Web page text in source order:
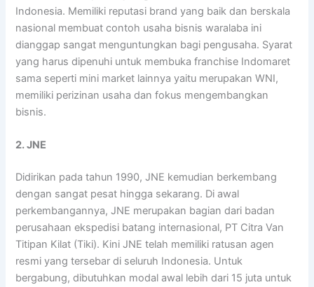
Indonesia. Memiliki reputasi brand yang baik dan berskala
nasional membuat contoh usaha bisnis waralaba ini
dianggap sangat menguntungkan bagi pengusaha. Syarat
yang harus dipenuhi untuk membuka franchise Indomaret
sama seperti mini market lainnya yaitu merupakan WNI,
memiliki perizinan usaha dan fokus mengembangkan
bisnis.
2. JNE
Didirikan pada tahun 1990, JNE kemudian berkembang
dengan sangat pesat hingga sekarang. Di awal
perkembangannya, JNE merupakan bagian dari badan
perusahaan ekspedisi batang internasional, PT Citra Van
Titipan Kilat (Tiki). Kini JNE telah memiliki ratusan agen
resmi yang tersebar di seluruh Indonesia. Untuk
bergabung, dibutuhkan modal awal lebih dari 15 juta untuk